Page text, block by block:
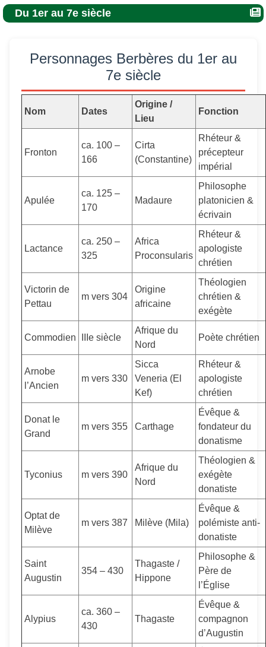
Du 1er au 7e siècle
Personnages Berbères du 1er au
7e siècle
Nom Dates
Origine /
Lieu
Fonction
Fronton
ca. 100 –
166
Cirta
(Constantine)
Rhéteur &
précepteur
impérial
Apulée
ca. 125 –
170
Madaure
Philosophe
platonicien &
écrivain
Lactance
ca. 250 –
325
Africa
Proconsularis
Rhéteur &
apologiste
chrétien
Victorin de
Pettau
m vers 304
Origine
africaine
Théologien
chrétien &
exégète
Commodien IIIe siècle
Afrique du
Nord
Poète chrétien
Arnobe
l’Ancien
m vers 330
Sicca
Veneria (El
Kef)
Rhéteur &
apologiste
chrétien
Donat le
Grand
m vers 355 Carthage
Évêque &
fondateur du
donatisme
Tyconius m vers 390
Afrique du
Nord
Théologien &
exégète
donatiste
Optat de
Milève
m vers 387 Milève (Mila)
Évêque &
polémiste anti-
donatiste
Saint
Augustin
354 – 430
Thagaste /
Hippone
Philosophe &
Père de
l’Église
Alypius
ca. 360 –
430
Thagaste
Évêque &
compagnon
d’Augustin